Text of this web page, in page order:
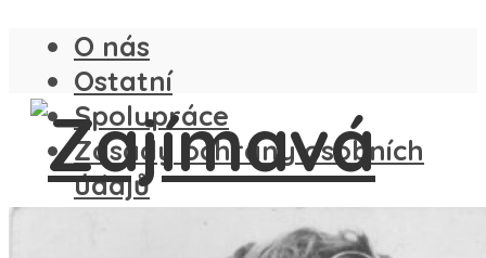
O nás
Ostatní
Spolupráce
Zásady ochrany osobních
údajů